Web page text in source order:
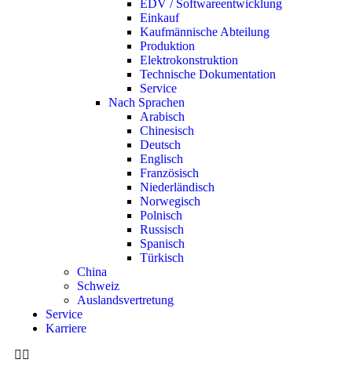
EDV / Softwareentwicklung
Einkauf
Kaufmännische Abteilung
Produktion
Elektrokonstruktion
Technische Dokumentation
Service
Nach Sprachen
Arabisch
Chinesisch
Deutsch
Englisch
Französisch
Niederländisch
Norwegisch
Polnisch
Russisch
Spanisch
Türkisch
China
Schweiz
Auslandsvertretung
Service
Karriere